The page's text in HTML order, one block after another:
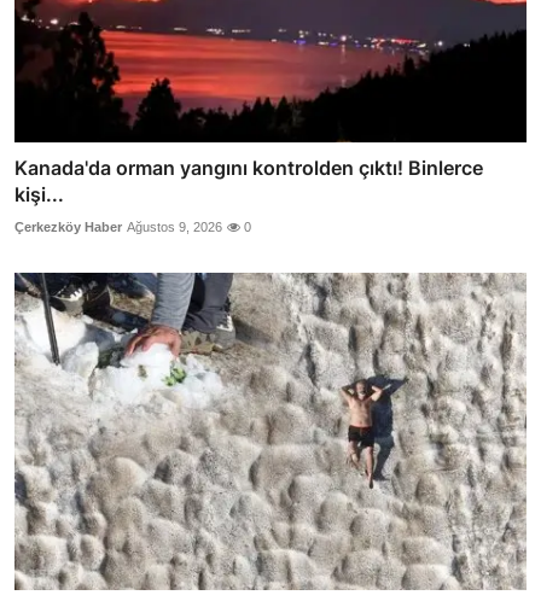
Kanada'da orman yangını kontrolden çıktı! Binlerce
kişi...
Çerkezköy Haber Ağustos 9, 2026 0